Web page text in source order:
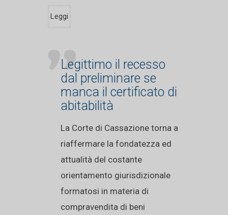
Leggi
Legittimo il recesso
dal preliminare se
manca il certificato di
abitabilità
La Corte di Cassazione torna a
riaffermare la fondatezza ed
attualità del costante
orientamento giurisdizionale
formatosi in materia di
compravendita di beni